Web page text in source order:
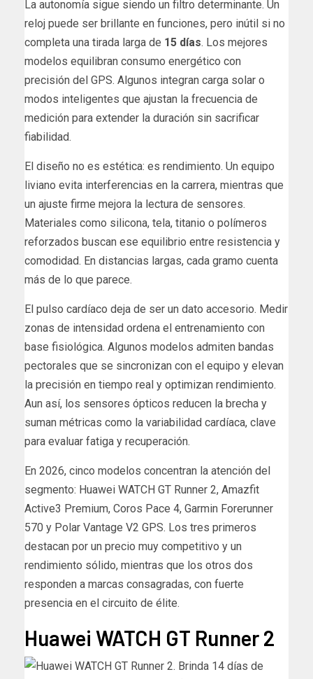
La autonomía sigue siendo un filtro determinante. Un
reloj puede ser brillante en funciones, pero inútil si no
completa una tirada larga de 15 días. Los mejores
modelos equilibran consumo energético con
precisión del GPS. Algunos integran carga solar o
modos inteligentes que ajustan la frecuencia de
medición para extender la duración sin sacrificar
fiabilidad.
El diseño no es estética: es rendimiento. Un equipo
liviano evita interferencias en la carrera, mientras que
un ajuste firme mejora la lectura de sensores.
Materiales como silicona, tela, titanio o polímeros
reforzados buscan ese equilibrio entre resistencia y
comodidad. En distancias largas, cada gramo cuenta
más de lo que parece.
El pulso cardíaco deja de ser un dato accesorio. Medir
zonas de intensidad ordena el entrenamiento con
base fisiológica. Algunos modelos admiten bandas
pectorales que se sincronizan con el equipo y elevan
la precisión en tiempo real y optimizan rendimiento.
Aun así, los sensores ópticos reducen la brecha y
suman métricas como la variabilidad cardíaca, clave
para evaluar fatiga y recuperación.
En 2026, cinco modelos concentran la atención del
segmento: Huawei WATCH GT Runner 2, Amazfit
Active3 Premium, Coros Pace 4, Garmin Forerunner
570 y Polar Vantage V2 GPS. Los tres primeros
destacan por un precio muy competitivo y un
rendimiento sólido, mientras que los otros dos
responden a marcas consagradas, con fuerte
presencia en el circuito de élite.
Huawei WATCH GT Runner 2